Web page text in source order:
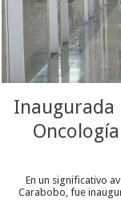
Inaugurada
En un significativo
Carabobo, fue